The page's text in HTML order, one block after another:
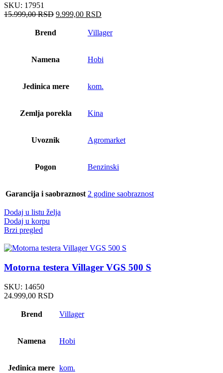
SKU: 17951
15.999,00RSD Оригинална
је
9.999,00 RSD
је:
Brend Villager
Namena Hobi
Jedinica mere kom.
Zemlja porekla Kina
Uvoznik Agromarket
Pogon Benzinski
Garancija i saobraznost 2 godine saobraznost
Dodaj u listu želja
Dodaj u korpu
Brzi pregled
Motorna testera Villager VGS 500 S
SKU: 14650
24.999,00 RSD
Brend Villager
Namena Hobi
Jedinica mere kom.